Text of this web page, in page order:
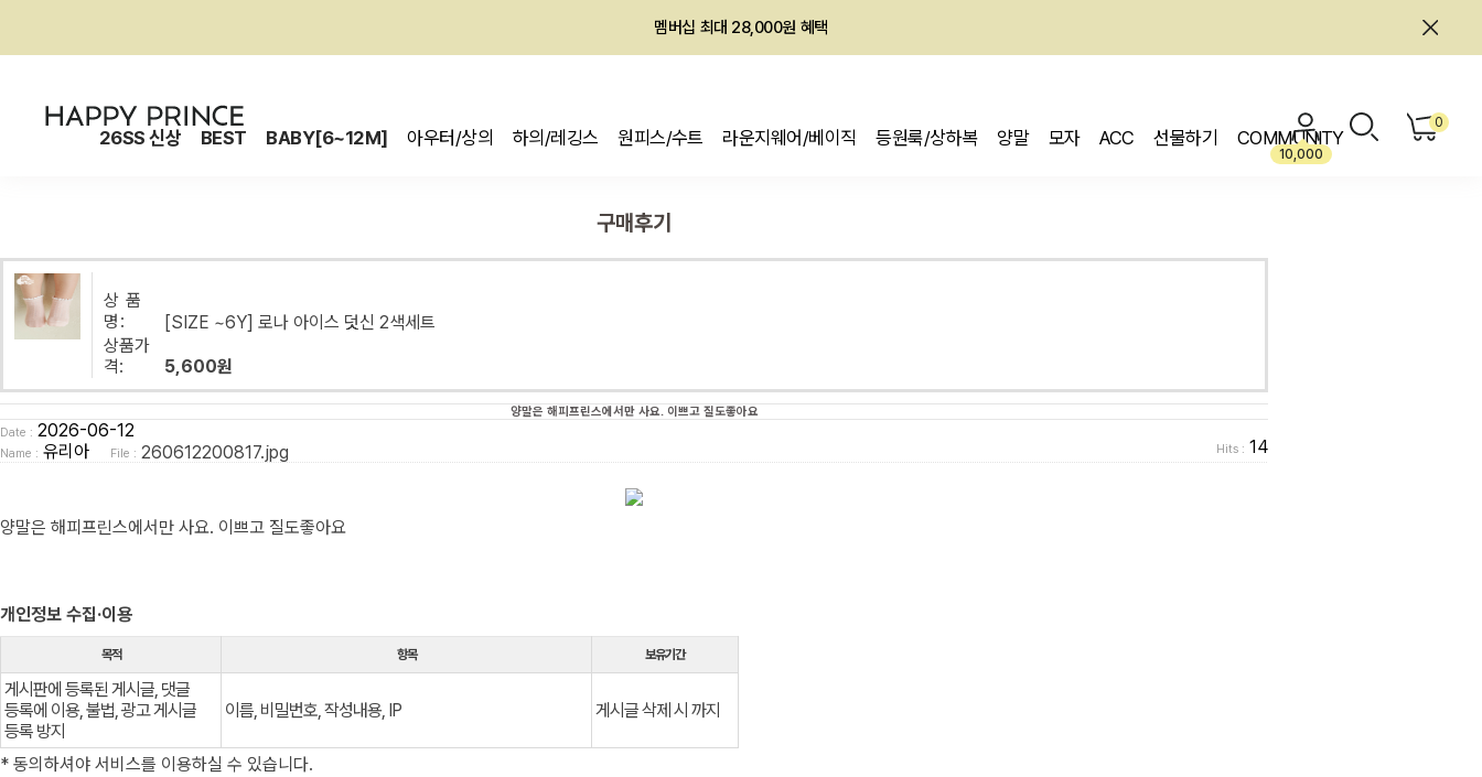
26SS 신상 BEST BABY[6~12M] 아우터/상의 하의/레깅스 원피스/수트 라운지웨어/베이직 등원룩/상하복 양말 모자 ACC 선물하기 COMMUNITY
10,000
0
구매후기
상 품
명:
[SIZE ~6Y] 로나 아이스 덧신 2색세트
상품가
격:
5,600원
양말은 해피프린스에서만 사요. 이쁘고 질도좋아요
Date : 2026-06-12
Name : 유리아 File : 260612200817.jpg Hits : 14
양말은 해피프린스에서만 사요. 이쁘고 질도좋아요
개인정보 수집·이용
목적 항목 보유기간
게시판에 등록된 게시글, 댓글
등록에 이용, 불법, 광고 게시글
등록 방지
이름, 비밀번호, 작성내용, IP 게시글 삭제 시 까지
* 동의하셔야 서비스를 이용하실 수 있습니다.